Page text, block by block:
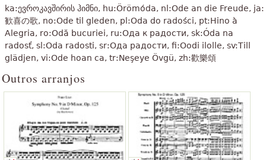
“É uma obra incomparável que demonstra quão insuperável é a
magnitude do talento de Beethoven. Sou uma grande fã de suas
obras de arte!”
“
Foi a primeira que toquei para todos de Poços de Caldas.
nao ha nada melhor que ouvir e tocar em algo tao gracioso,em
materia e muito mais em espirito.
gostaria que fosse maior pois é uma musica que nesta verção é
simples e estremamente bonita:)”
ka:ევროკავშირის ჰიმნი, hu:Örömóda, nl:Ode an die Freude, ja:
歓喜の歌, no:Ode til gleden, pl:Oda do radości, pt:Hino à
Alegria, ro:Odă bucuriei, ru:Ода к радости, sk:Óda na
radosť, sl:Oda radosti, sr:Ода радости, fi:Oodi ilolle, sv:Till
glädjen, vi:Ode hoan ca, tr:Neşeye Övgü, zh:歡樂頌
Outros arranjos